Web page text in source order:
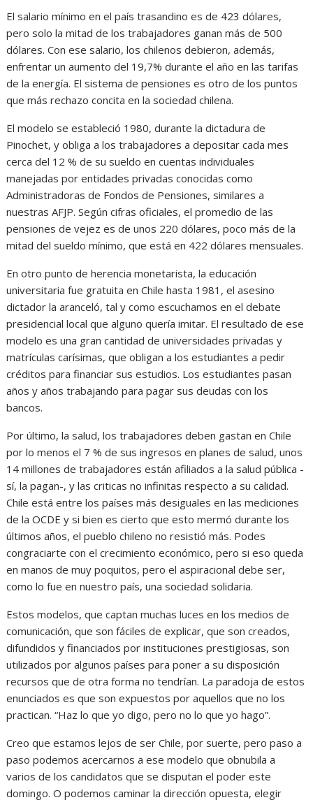
El salario mínimo en el país trasandino es de 423 dólares,
pero solo la mitad de los trabajadores ganan más de 500
dólares. Con ese salario, los chilenos debieron, además,
enfrentar un aumento del 19,7% durante el año en las tarifas
de la energía. El sistema de pensiones es otro de los puntos
que más rechazo concita en la sociedad chilena.
El modelo se estableció 1980, durante la dictadura de
Pinochet, y obliga a los trabajadores a depositar cada mes
cerca del 12 % de su sueldo en cuentas individuales
manejadas por entidades privadas conocidas como
Administradoras de Fondos de Pensiones, similares a
nuestras AFJP. Según cifras oficiales, el promedio de las
pensiones de vejez es de unos 220 dólares, poco más de la
mitad del sueldo mínimo, que está en 422 dólares mensuales.
En otro punto de herencia monetarista, la educación
universitaria fue gratuita en Chile hasta 1981, el asesino
dictador la aranceló, tal y como escuchamos en el debate
presidencial local que alguno quería imitar. El resultado de ese
modelo es una gran cantidad de universidades privadas y
matrículas carísimas, que obligan a los estudiantes a pedir
créditos para financiar sus estudios. Los estudiantes pasan
años y años trabajando para pagar sus deudas con los
bancos.
Por último, la salud, los trabajadores deben gastan en Chile
por lo menos el 7 % de sus ingresos en planes de salud, unos
14 millones de trabajadores están afiliados a la salud pública -
sí, la pagan-, y las criticas no infinitas respecto a su calidad.
Chile está entre los países más desiguales en las mediciones
de la OCDE y si bien es cierto que esto mermó durante los
últimos años, el pueblo chileno no resistió más. Podes
congraciarte con el crecimiento económico, pero si eso queda
en manos de muy poquitos, pero el aspiracional debe ser,
como lo fue en nuestro país, una sociedad solidaria.
Estos modelos, que captan muchas luces en los medios de
comunicación, que son fáciles de explicar, que son creados,
difundidos y financiados por instituciones prestigiosas, son
utilizados por algunos países para poner a su disposición
recursos que de otra forma no tendrían. La paradoja de estos
enunciados es que son expuestos por aquellos que no los
practican. “Haz lo que yo digo, pero no lo que yo hago”.
Creo que estamos lejos de ser Chile, por suerte, pero paso a
paso podemos acercarnos a ese modelo que obnubila a
varios de los candidatos que se disputan el poder este
domingo. O podemos caminar la dirección opuesta, elegir